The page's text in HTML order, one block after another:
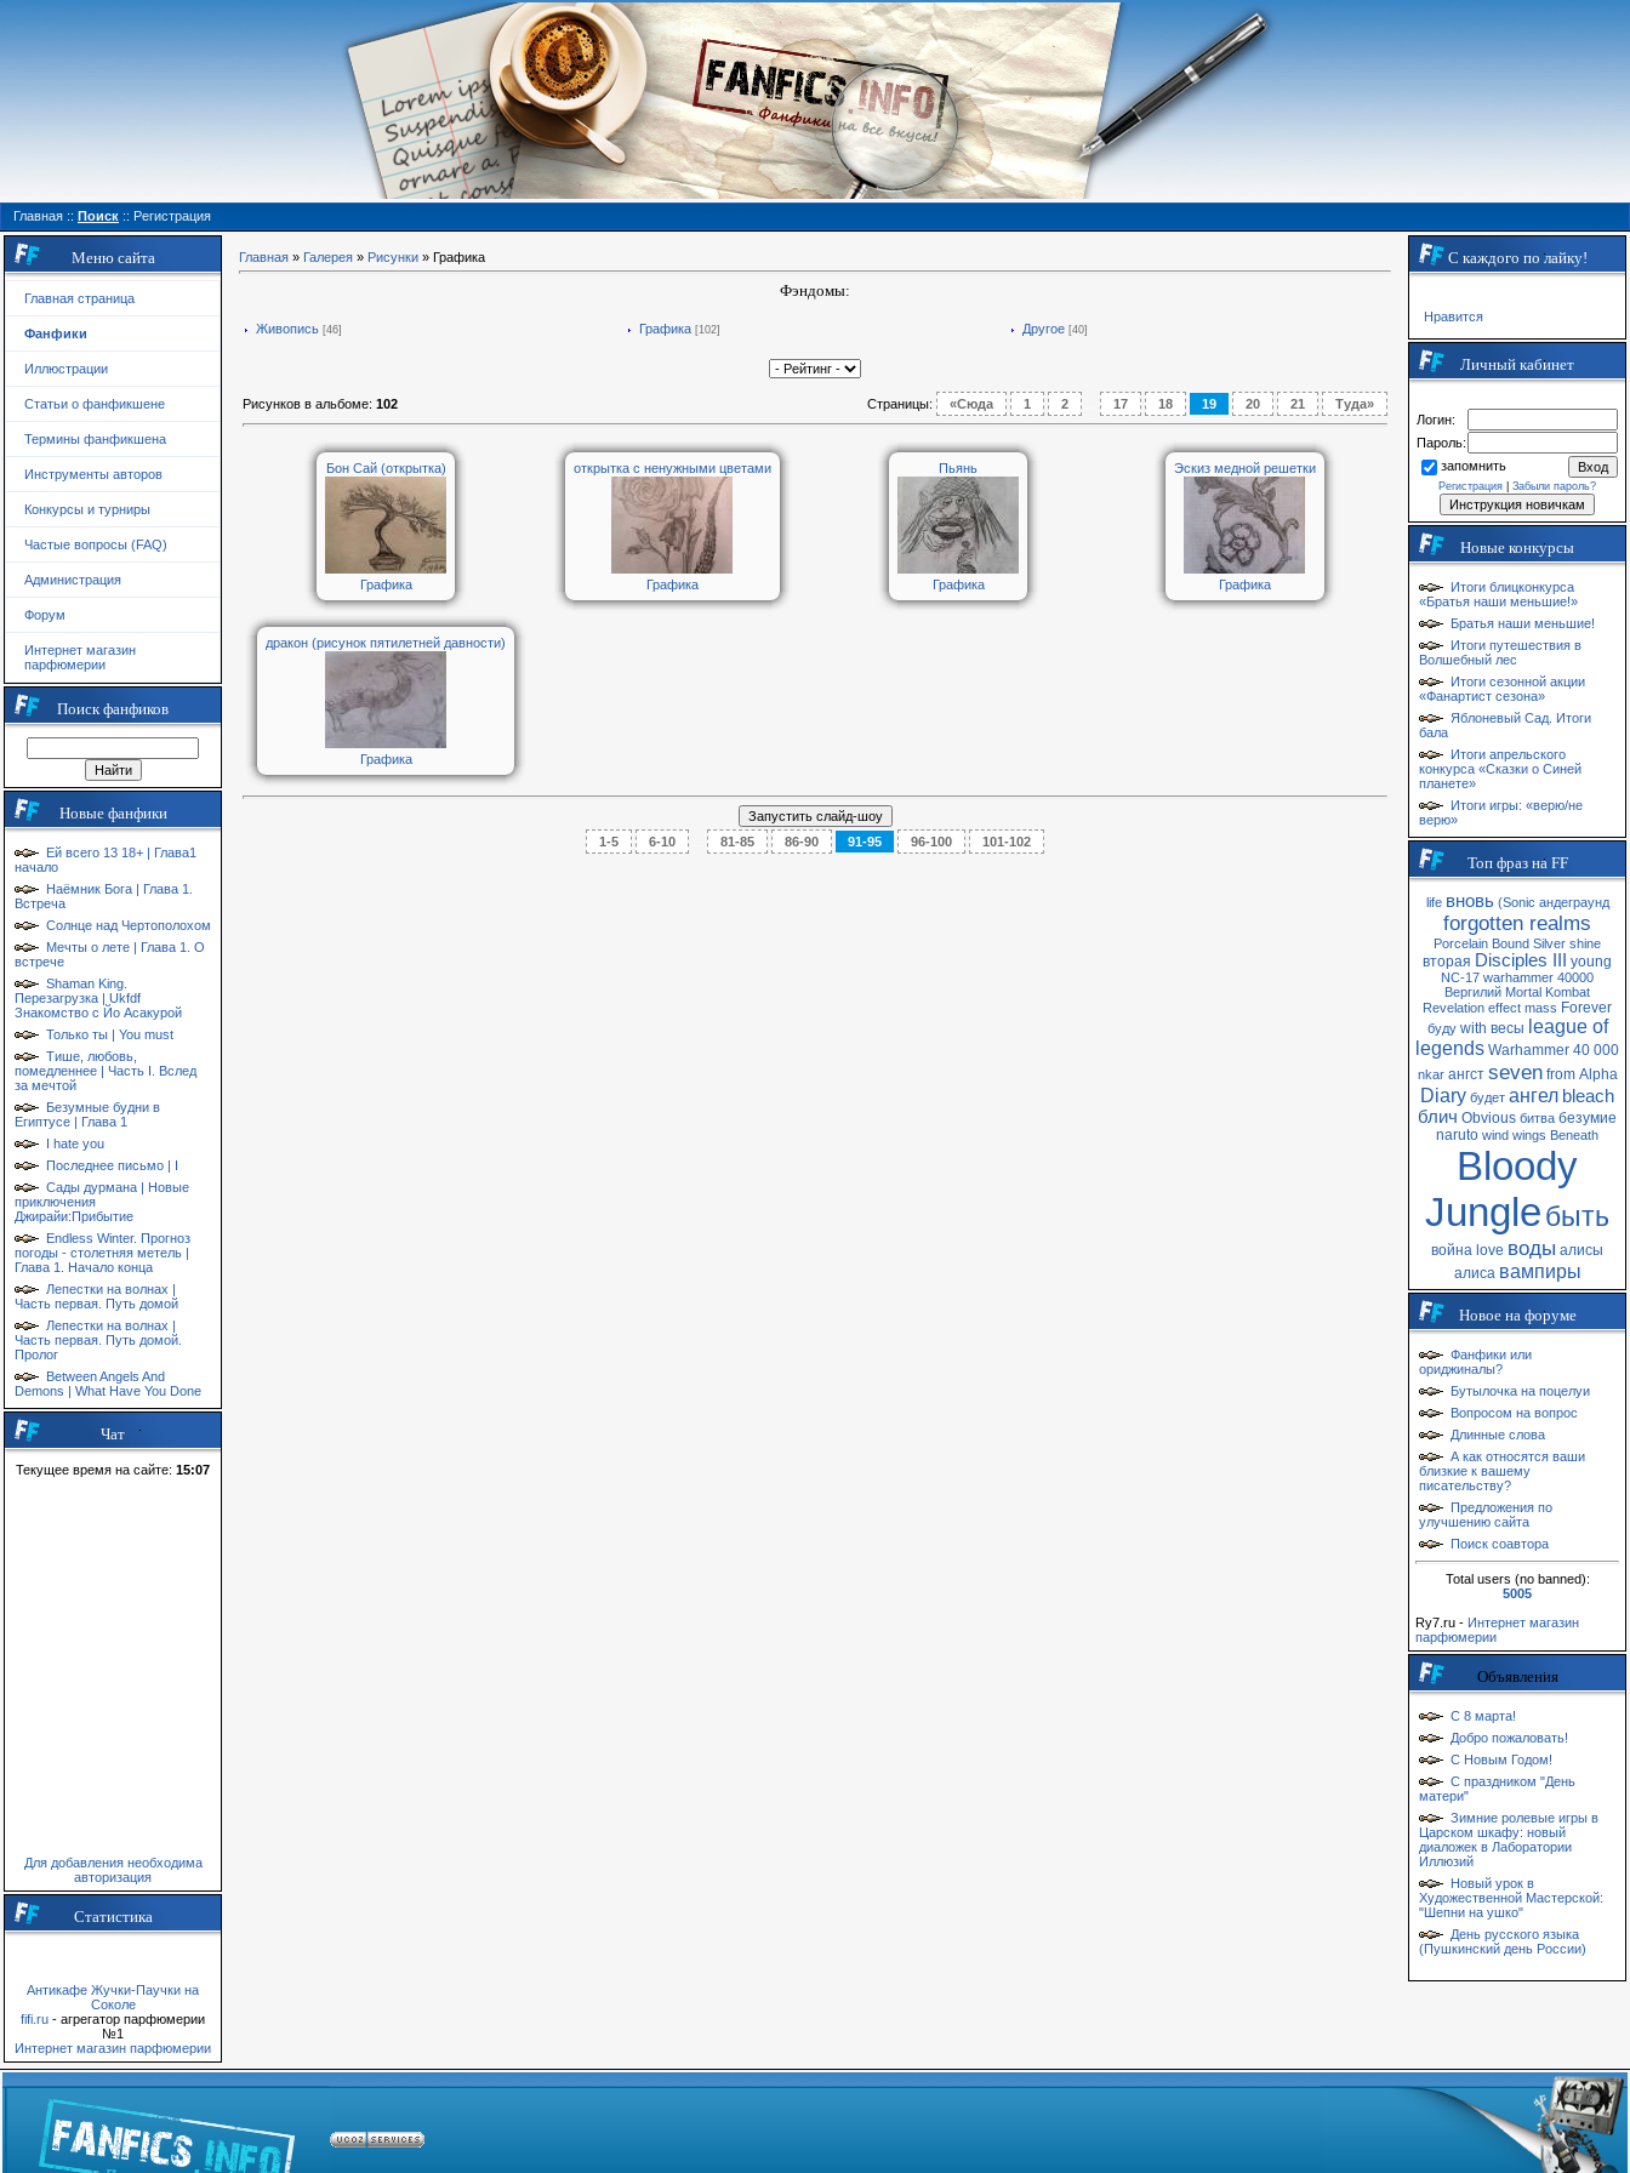
Главная :: Поиск :: Регистрация
Меню сайта
Главная страница
Фанфики
Иллюстрации
Статьи о фанфикшене
Термины фанфикшена
Инструменты авторов
Конкурсы и турниры
Частые вопросы (FAQ)
Администрация
Форум
Интернет магазин
парфюмерии
Поиск фанфиков
Новые фанфики
Ей всего 13 18+ | Глава1
начало
Наёмник Бога | Глава 1.
Встреча
Солнце над Чертополохом
Мечты о лете | Глава 1. О
встрече
Shaman King.
Перезагрузка | Ukfdf
Знакомство с Йо Асакурой
Только ты | You must
Тише, любовь,
помедленнее | Часть I. Вслед
за мечтой
Безумные будни в
Египтусе | Глава 1
I hate you
Последнее письмо | I
Сады дурмана | Новые
приключения
Джирайи:Прибытие
Endless Winter. Прогноз
погоды - столетняя метель |
Глава 1. Начало конца
Лепестки на волнах |
Часть первая. Путь домой
Лепестки на волнах |
Часть первая. Путь домой.
Пролог
Between Angels And
Demons | What Have You Done
Чат
Текущее время на сайте: 15:07
Для добавления необходима
авторизация
Статистика
Антикафе Жучки-Паучки на
Соколе
fifi.ru - агрегатор парфюмерии
№1
Интернет магазин парфюмерии
Главная » Галерея » Рисунки » Графика
Фэндомы:
Живопись [46] Графика [102] Другое [40]
Рисунков в альбоме: 102 Страницы: «Сюда 1 2 17 18 19 20 21 Туда»
Бон Сай (открытка)
Графика
открытка с ненужными цветами
Графика
Пьянь
Графика
Эскиз медной решетки
Графика
дракон (рисунок пятилетней давности)
Графика
1-5 6-10 81-85 86-90 91-95 96-100 101-102
С каждого по лайку!
Нравится
Личный кабинет
Логин:
Пароль:
запомнить
Регистрация Забыли пароль?
Новые конкурсы
Итоги блицконкурса
«Братья наши меньшие!»
Братья наши меньшие!
Итоги путешествия в
Волшебный лес
Итоги сезонной акции
«Фанартист сезона»
Яблоневый Сад. Итоги
бала
Итоги апрельского
конкурса «Сказки о Синей
планете»
Итоги игры: «верю/не
верю»
Топ фраз на FF
life вновь (Sonic андеграунд
forgotten realms
Porcelain Bound Silver shine
вторая Disciples III young
NC-17 warhammer 40000
Вергилий Mortal Kombat
Revelation effect mass Forever
буду with весы league of
legends Warhammer 40 000
nkar ангст seven from Alpha
Diary будет ангел bleach
блич Obvious битва безумие
naruto wind wings Beneath
Bloody
Jungleбыть
война love воды алисы
алиса вампиры
Новое на форуме
Фанфики или
ориджиналы?
Бутылочка на поцелуи
Вопросом на вопрос
Длинные слова
А как относятся ваши
близкие к вашему
писательству?
Предложения по
улучшению сайта
Поиск соавтора
Total users (no banned):
5005
Ry7.ru - Интернет магазин
парфюмерии
Объявления
С 8 марта!
Добро пожаловать!
С Новым Годом!
С праздником "День
матери"
Зимние ролевые игры в
Царском шкафу: новый
диаложек в Лаборатории
Иллюзий
Новый урок в
Художественной Мастерской:
"Шепни на ушко"
День русского языка
(Пушкинский день России)